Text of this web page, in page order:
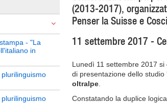
- "La
in
(2013-2017),
Penser la Suisse e
11 settembre 2017 -
Lunedì 11 settembre 2017
di presentazione dello studio
oltralpe
Constatando la duplice